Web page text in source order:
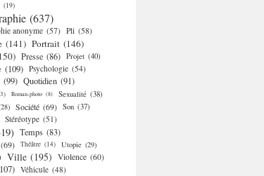
(19)
(637)
anonyme (57) Pli (58)
(141) Portrait (146)
Presse (86) Projet (40)
(109) Psychologie (54)
(99) Quotidien (91)
Roman-photo (8) Sexualité (38)
Société (69) Son (37)
Stéréotype (51)
Temps (83)
(69) Théâtre (14) Utopie (29)
Ville (195) Violence (60)
Véhicule (48)